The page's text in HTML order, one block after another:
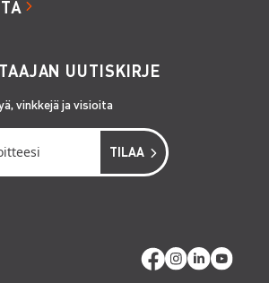
UUTISKIRJE
vinkkejä ja visioita